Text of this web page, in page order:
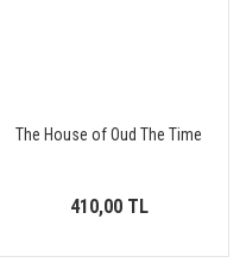
The House of Oud The Time
410,00 TL